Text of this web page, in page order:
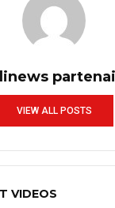
VIEW ALL POSTS
VIDEOS